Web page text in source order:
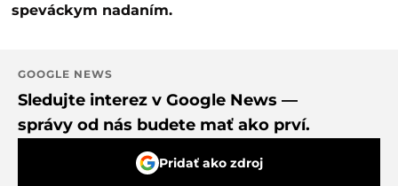
speváckym nadaním.
GOOGLE NEWS
Sledujte interez v Google News —
správy od nás budete mať ako prví.
Pridať ako zdroj